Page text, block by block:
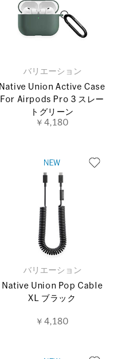
バリエーション
Native Union Active Case
For Airpods Pro 3 スレー
トグリーン
￥4,180
バリエーション
Native Union Pop Cable
XL ブラック
￥4,180